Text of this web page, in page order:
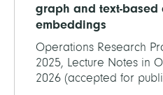
graph and text-based
embeddings
Operations Research
2025, Lecture Notes in
2026 (accepted for